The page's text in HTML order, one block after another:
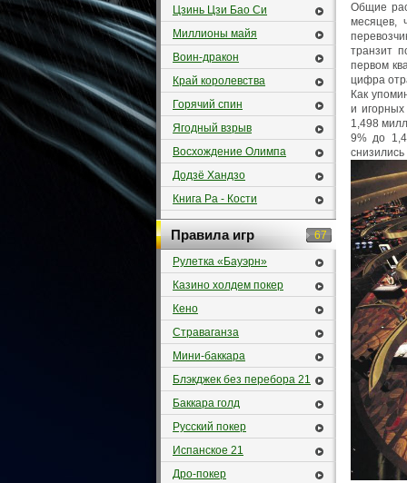
Общие
месяцев,
транзит
первом
цифра
Как
и
1,498
9% до
Цзинь Цзи Бао Си
Миллионы майя
Воин-дракон
Край королевства
Горячий спин
Ягодный взрыв
Восхождение Олимпа
Додзё Хандзо
Книга Ра - Кости
Правила игр 67
Рулетка «Бауэрн»
Казино холдем покер
Кено
Страваганза
Мини-баккара
Блэкджек без перебора 21
Баккара голд
Русский покер
Испанское 21
Дро-покер